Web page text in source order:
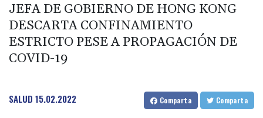
JEFA DE GOBIERNO DE HONG KONG
DESCARTA CONFINAMIENTO
ESTRICTO PESE A PROPAGACIÓN DE
COVID-19
SALUD 15.02.2022 Comparta Comparta